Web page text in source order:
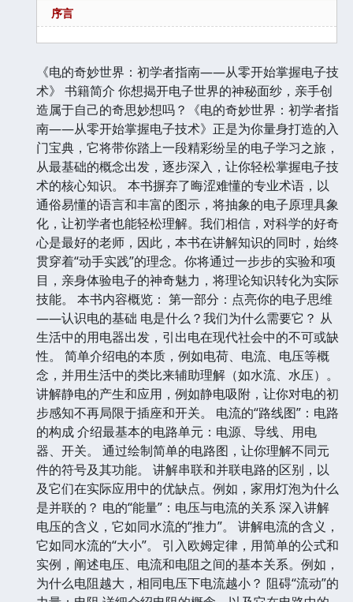
序言
《电的奇妙世界：初学者指南——从零开始掌握电子技
术》 书籍简介 你想揭开电子世界的神秘面纱，亲手创
造属于自己的奇思妙想吗？《电的奇妙世界：初学者指
南——从零开始掌握电子技术》正是为你量身打造的入
门宝典，它将带你踏上一段精彩纷呈的电子学习之旅，
从最基础的概念出发，逐步深入，让你轻松掌握电子技
术的核心知识。 本书摒弃了晦涩难懂的专业术语，以
通俗易懂的语言和丰富的图示，将抽象的电子原理具象
化，让初学者也能轻松理解。我们相信，对科学的好奇
心是最好的老师，因此，本书在讲解知识的同时，始终
贯穿着“动手实践”的理念。你将通过一步步的实验和项
目，亲身体验电子的神奇魅力，将理论知识转化为实际
技能。 本书内容概览： 第一部分：点亮你的电子思维
——认识电的基础 电是什么？我们为什么需要它？ 从
生活中的用电器出发，引出电在现代社会中的不可或缺
性。 简单介绍电的本质，例如电荷、电流、电压等概
念，并用生活中的类比来辅助理解（如水流、水压）。
讲解静电的产生和应用，例如静电吸附，让你对电的初
步感知不再局限于插座和开关。 电流的“路线图”：电路
的构成 介绍最基本的电路单元：电源、导线、用电
器、开关。 通过绘制简单的电路图，让你理解不同元
件的符号及其功能。 讲解串联和并联电路的区别，以
及它们在实际应用中的优缺点。例如，家用灯泡为什么
是并联的？ 电的“能量”：电压与电流的关系 深入讲解
电压的含义，它如同水流的“推力”。 讲解电流的含义，
它如同水流的“大小”。 引入欧姆定律，用简单的公式和
实例，阐述电压、电流和电阻之间的基本关系。例如，
为什么电阻越大，相同电压下电流越小？ 阻碍“流动”的